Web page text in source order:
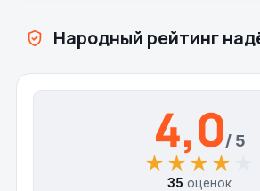
Народный рейтинг
4,0/ 5
★★★★★
★★★★★
35 оценок